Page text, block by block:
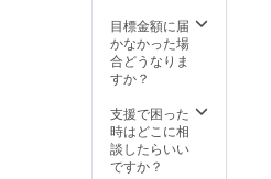
宙のリ
ズムと
響き合
ショッ
プで
す。 こ
のリ
アロマ
と星の
基本／
太陽星
座のス
プレー
作り 第
いたし
ます。
＊手帳
2025年
11月予
定で
す。手
いなが
ら丁寧
に制作
しま
帳のお
届けは
2025年
11月予
目標金額に届
かなかった場
合どうなりま
すか？
支援で困った
時はどこに相
談したらいい
ですか？